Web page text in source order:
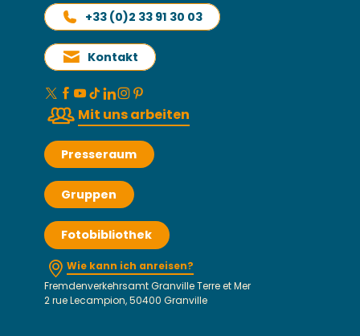
+33 (0)2 33 91 30 03
Kontakt
Mit uns arbeiten
Presseraum
Gruppen
Fotobibliothek
Wie kann ich anreisen?
Fremdenverkehrsamt Granville Terre et Mer
2 rue Lecampion, 50400 Granville